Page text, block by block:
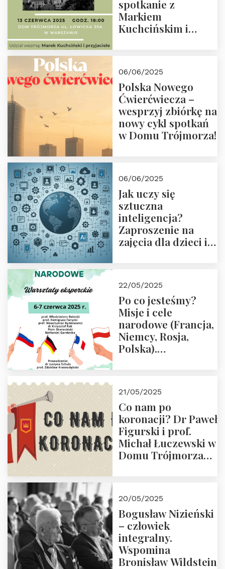
spotkanie z
Markiem
Kuchcińskim i
18:00
06/06/2025
Polska Nowego
Ćwierćwiecza –
wesprzyj zbiórkę na
nowy cykl spotkań
w Domu Trójmorza!
06/06/2025
Jak uczy się
sztuczna
inteligencja?
Zaproszenie na
zajęcia dla dzieci i
22/05/2025
Po co jesteśmy?
Misje i cele
narodowe (Francja,
Niemcy, Rosja,
Polska).
Zapraszamy do
zapisów.
21/05/2025
Co nam po
koronacji? Dr Paweł
Figurski i prof.
Michał Łuczewski w
Domu Trójmorza
20/05/2025
Bogusław Nizieński
– człowiek
integralny.
Wspomina
Bronisław Wildstein